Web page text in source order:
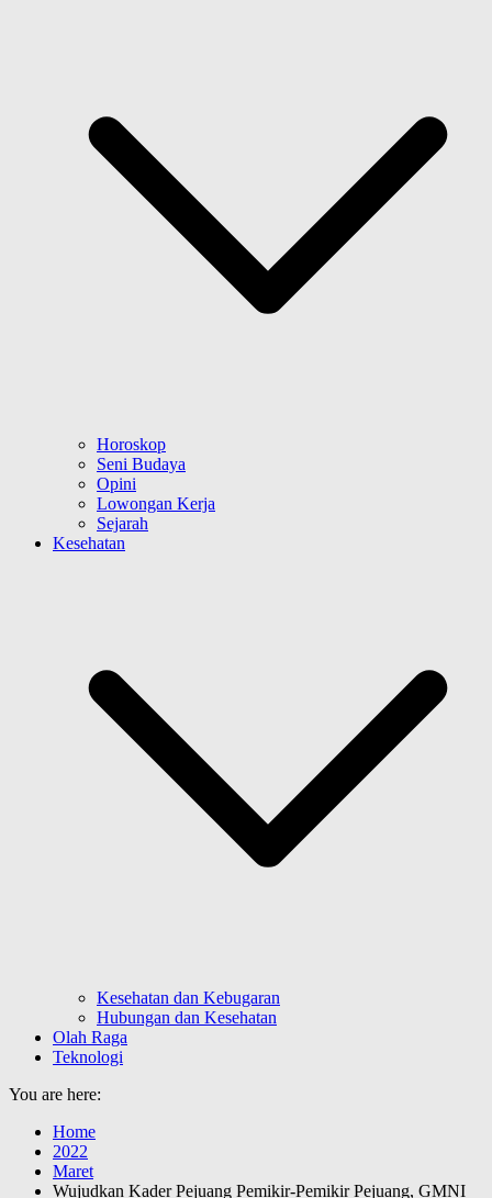
Horoskop
Seni Budaya
Opini
Lowongan Kerja
Sejarah
Kesehatan
Kesehatan dan Kebugaran
Hubungan dan Kesehatan
Olah Raga
Teknologi
You are here:
Home
2022
Maret
Wujudkan Kader Pejuang Pemikir-Pemikir Pejuang, GMNI